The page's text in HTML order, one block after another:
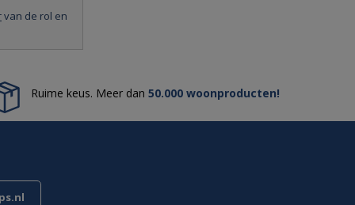
van de rol en
Ruime keus. Meer dan 50.000 woonproducten!